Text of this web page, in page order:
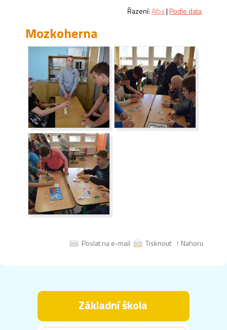
Řazení:Alba|Podle data
Mozkoherna
Poslat na e-mail Tisknout ↑ Nahoru
Základní škola